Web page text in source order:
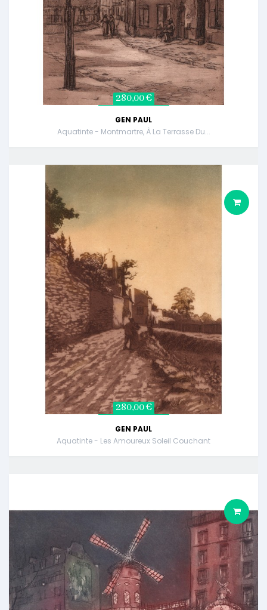
280,00 €
GEN PAUL
Aquatinte - Montmartre, À La Terrasse Du...
280,00 €
GEN PAUL
Aquatinte - Les Amoureux Soleil Couchant